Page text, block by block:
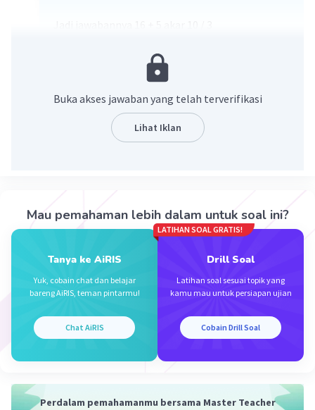
Buka akses jawaban yang telah terverifikasi
Lihat Iklan
Mau pemahaman lebih dalam untuk soal ini?
Tanya ke AiRIS
Yuk, cobain chat dan belajar
bareng AiRIS, teman pintarmu!
Chat AiRIS
LATIHAN SOAL GRATIS!
Drill Soal
Latihan soal sesuai topik yang
kamu mau untuk persiapan ujian
Cobain Drill Soal
Perdalam pemahamanmu bersama Master Teacher